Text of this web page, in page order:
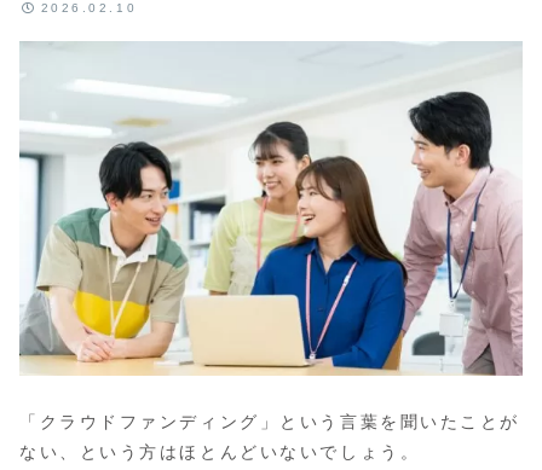
2026.02.10
「クラウドファンディング」という言葉を聞いたことが
ない、という方はほとんどいないでしょう。